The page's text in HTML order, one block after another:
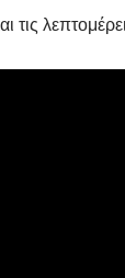
τις